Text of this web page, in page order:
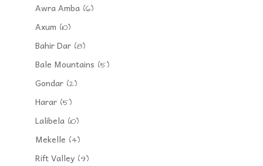
Awra Amba(6)
Axum (10)
Bahir Dar(8)
Bale Mountains (5)
Gondar(2)
Harar(5)
Lalibela(10)
Mekelle (4)
Rift Valley(9)